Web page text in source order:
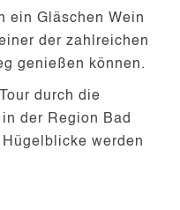
ein Gläschen Wein
der zahlreichen
genießen können.
durch die
der Region Bad
werden